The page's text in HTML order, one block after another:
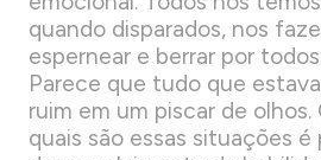
quando disparados, nos
espernear e berrar por
Parece que tudo que
ruim em um piscar de
quais são essas situações é